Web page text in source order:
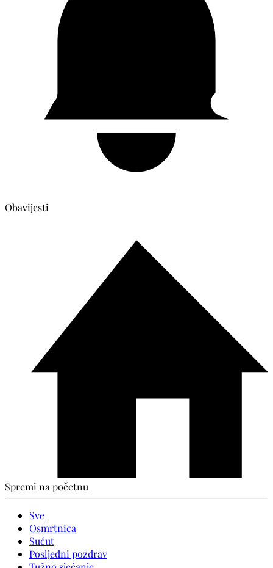
Obavijesti
Spremi na početnu
Sve
Osmrtnica
Sućut
Posljedni pozdrav